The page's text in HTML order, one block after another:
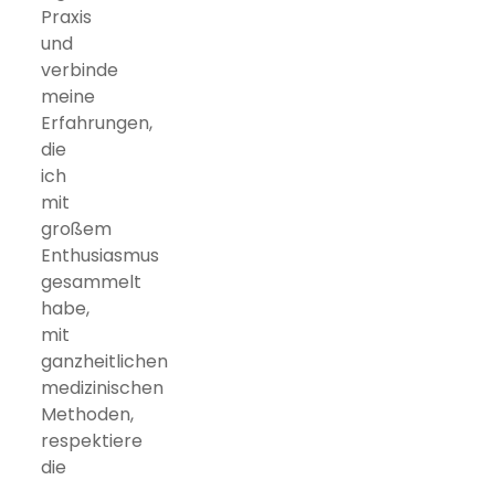
Praxis
und
verbinde
meine
Erfahrungen,
die
ich
mit
großem
Enthusiasmus
gesammelt
habe,
mit
ganzheitlichen
medizinischen
Methoden,
respektiere
die